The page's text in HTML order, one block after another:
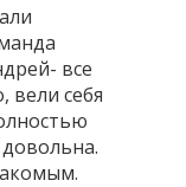
все
вели себя